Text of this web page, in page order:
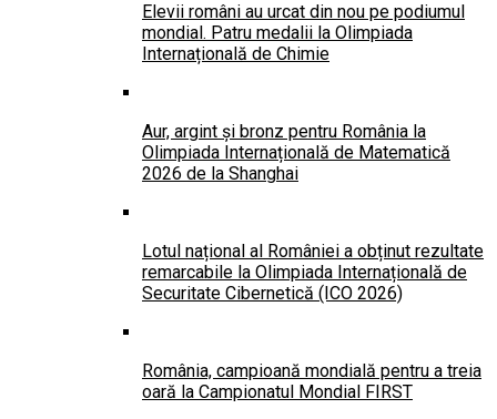
Elevii români au urcat din nou pe podiumul
mondial. Patru medalii la Olimpiada
Internațională de Chimie
Aur, argint și bronz pentru România la
Olimpiada Internațională de Matematică
2026 de la Shanghai
Lotul național al României a obținut rezultate
remarcabile la Olimpiada Internațională de
Securitate Cibernetică (ICO 2026)
România, campioană mondială pentru a treia
oară la Campionatul Mondial FIRST